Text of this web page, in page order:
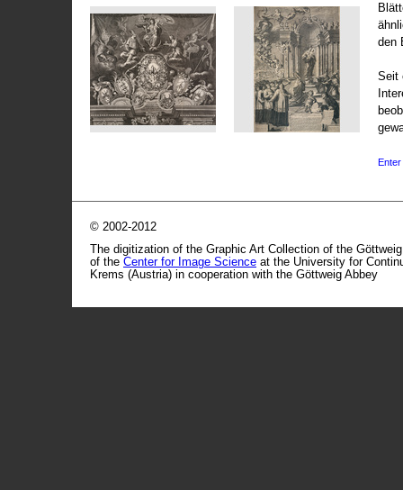
den
Seit
© 2002-2012
The digitization of the Graphic Art Collection of the
of the Center for Image Science at the University for
Krems (Austria) in cooperation with the Göttweig Abbey